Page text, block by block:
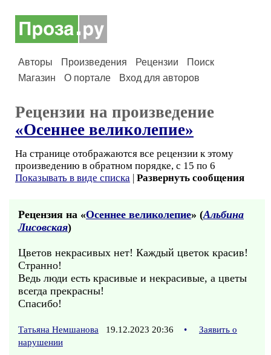
Авторы Произведения Рецензии
Поиск
Магазин
О портале Вход для авторов
Рецензии на произведение
«Осеннее великолепие»
На странице отображаются все рецензии к этому
произведению в обратном порядке, с 15 по 6
Показывать в виде списка | Развернуть сообщения
Рецензия на «Осеннее великолепие» (Альбина
Лисовская)
Цветов некрасивых нет! Каждый цветок красив!
Странно!
Ведь люди есть красивые и некрасивые, а цветы
всегда прекрасны!
Спасибо!
Татьяна Немшанова 19.12.2023 20:36 •
Заявить о
нарушении